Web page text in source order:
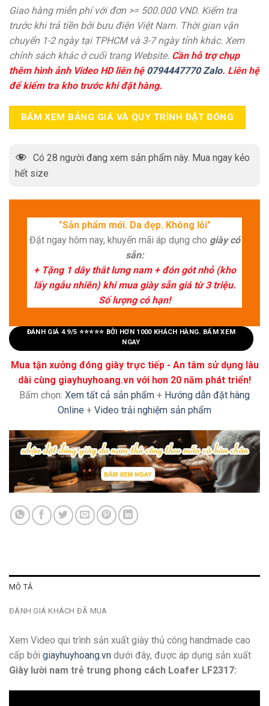
Giao hàng miễn phí với đơn >= 500.000 VND. Kiểm tra
trước khi trả tiền bởi bưu điện Việt Nam. Thời gian vận
chuyển 1-2 ngày tại TPHCM và 3-7 ngày tỉnh khác. Xem
chính sách khác ở cuối trang Website. Cần hỗ trợ chụp
thêm hình ảnh Video HD liên hệ 0794447770 Zalo. Liên hệ
để kiểm tra kho trước khi đặt hàng.
BẤM XEM BẢNG GIÁ VÀ QUY TRÌNH ĐẶT ĐÓNG
Có 28 người đang xem sản phẩm này. Mua ngay kẻo
hết size
"Sản phẩm mới. Da đẹp. Không lỗi"
Đặt ngay hôm nay, khuyến mãi áp dụng cho giày có
sẵn:
+ Tặng 1 dây thắt lưng nam + đón gót nhỏ (kho
lấy ngẫu nhiên) khi mua giày sẵn giá từ 3 triệu.
Số lượng có hạn!
ĐÁNH GIÁ 4.9/5 ⭐⭐⭐⭐⭐ BỞI HƠN 1000 KHÁCH HÀNG. BẤM XEM
NGAY
Mua tận xưởng đóng giày trực tiếp - An tâm sử dụng lâu
dài cùng giayhuyhoang.vn với hơn 20 năm phát triển!
Bấm chọn: Xem tất cả sản phẩm + Hướng dẫn đặt hàng
Online + Video trải nghiệm sản phẩm
MÔ TẢ
ĐÁNH GIÁ KHÁCH ĐÃ MUA
Xem Video qui trình sản xuất giày thủ công handmade cao
cấp bởi giayhuyhoang.vn dưới đây, được áp dụng sản xuất
Giày lười nam trẻ trung phong cách Loafer LF2317: